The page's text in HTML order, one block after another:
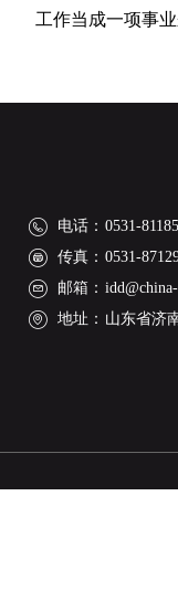
工作当成一项事
电话： 0531-
传真： 0531-
邮箱：
地址： 山东省济